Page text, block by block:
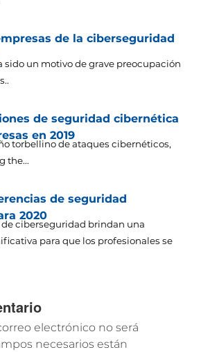
de la ciberseguridad
sido un motivo de grave preocupación
de seguridad cibernética
en 2019
torbellino de ataques cibernéticos,
the...
de seguridad
2020
ciberseguridad brindan una
para que los profesionales se
electrónico no será
necesarios están